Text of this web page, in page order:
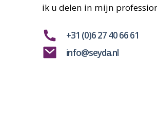
ik u delen in mijn
+31 (0)6 27 40 66 61
info@seyda.nl